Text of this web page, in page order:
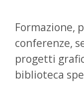
Formazione,
conferenze,
progetti
biblioteca